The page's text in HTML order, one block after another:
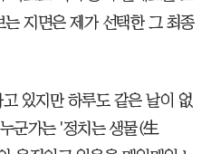
지면은 제가 선택한 그 최종
있지만 하루도 같은 날이 없
군가는 '정치는 생물(生